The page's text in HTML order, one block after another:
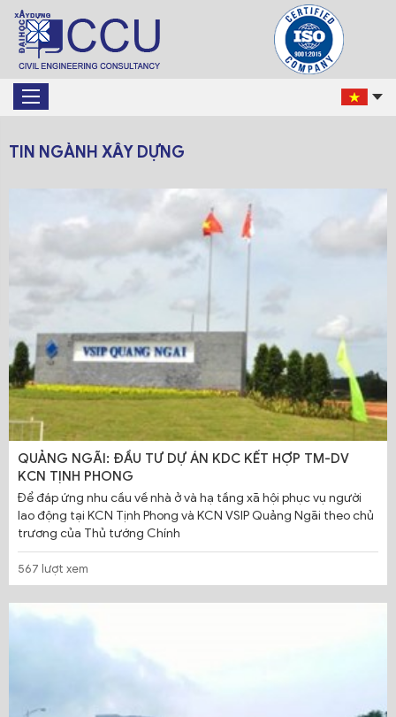
TIN NGÀNH XÂY DỰNG
QUẢNG NGÃI: ĐẦU TƯ DỰ ÁN KDC KẾT HỢP TM-DV
KCN TỊNH PHONG
Để đáp ứng nhu cầu về nhà ở và hạ tầng xã hội phục vụ người
lao động tại KCN Tịnh Phong và KCN VSIP Quảng Ngãi theo chủ
trương của Thủ tướng Chính
567 lượt xem